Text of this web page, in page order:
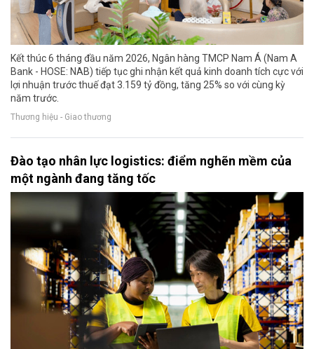
Kết thúc 6 tháng đầu năm 2026, Ngân hàng TMCP Nam Á (Nam A
Bank - HOSE: NAB) tiếp tục ghi nhận kết quả kinh doanh tích cực với
lợi nhuận trước thuế đạt 3.159 tỷ đồng, tăng 25% so với cùng kỳ
năm trước.
Thương hiệu - Giao thương
Đào tạo nhân lực logistics: điểm nghẽn mềm của
một ngành đang tăng tốc